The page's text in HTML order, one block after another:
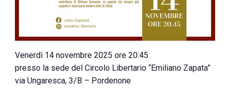
Venerdì 14 novembre 2025 ore 20:45
presso la sede del Circolo Libertario “Emiliano Zapata”
via Ungaresca, 3/B – Pordenone